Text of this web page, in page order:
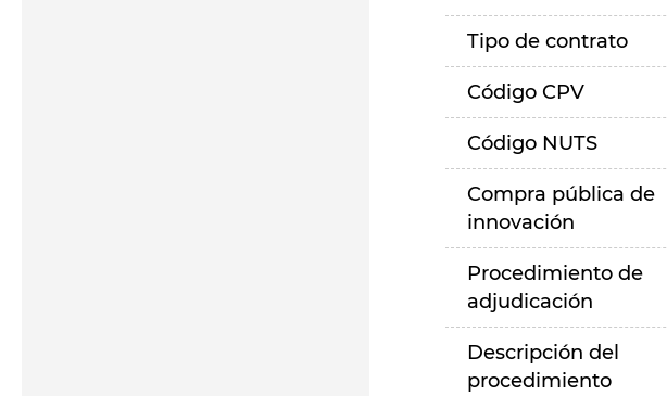
Tipo de contrato
Código CPV
Código NUTS
Compra pública de
innovación
Procedimiento de
adjudicación
Descripción del
procedimiento